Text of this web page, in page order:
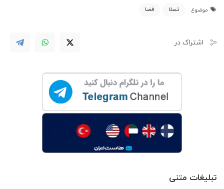
موضوع تسلا فضا
اشتراک در
تبلیغات متنی